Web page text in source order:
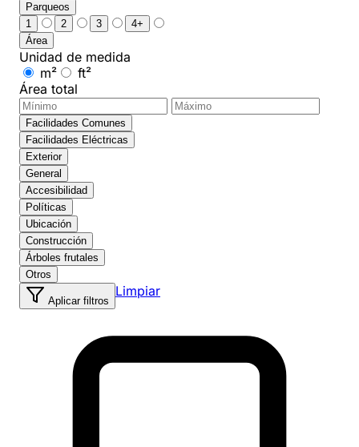
Parqueos
1
2 3
4+
Área
Unidad de medida
m²
ft²
Área total
Facilidades Comunes
Facilidades Eléctricas
Exterior
General
Accesibilidad
Políticas
Ubicación
Construcción
Árboles frutales
Otros
Aplicar filtros
Limpiar